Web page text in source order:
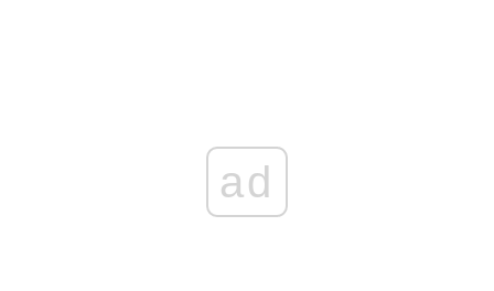
ad